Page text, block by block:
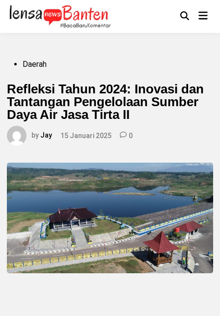
Skip
content
OpenMain
PostedDaerah
Refleksi Tahun 2024: Inovasi dan
Tantangan Pengelolaan Sumber
Daya Air Jasa Tirta II
by Jay 15 Januari 2025 0